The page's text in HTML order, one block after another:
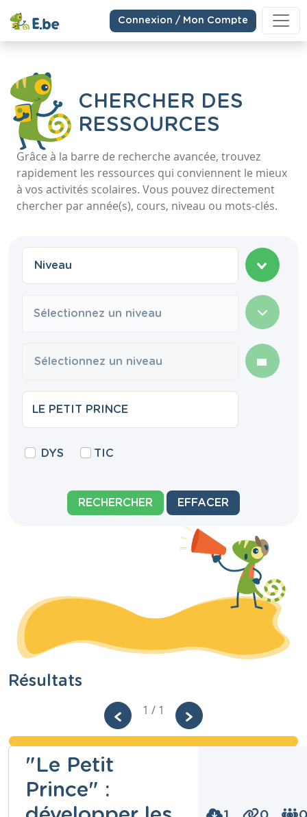
Connexion / Mon Compte
CHERCHER DES
RESSOURCES
Grâce à la barre de recherche avancée, trouvez
rapidement les ressources qui conviennent le mieux
à vos activités scolaires. Vous pouvez directement
chercher par année(s), cours, niveau ou mots-clés.
Sélectionnez un niveau
DYS TIC
RECHERCHER EFFACER
Résultats
1 / 1
"Le Petit
Prince" :